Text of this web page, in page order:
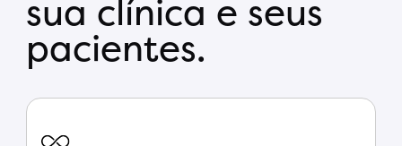
sua clínica e seus
pacientes.